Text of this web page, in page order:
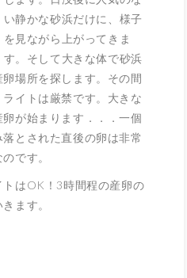
い静かな砂浜だけに、様子
を見ながら上がってきま
す。そして大きな体で砂浜
場所を探します。その間
イトは厳禁です。大きな
が始まります．．．一個
とされた直後の卵は非常
です。
はOK！3時間程の産卵の
ます。